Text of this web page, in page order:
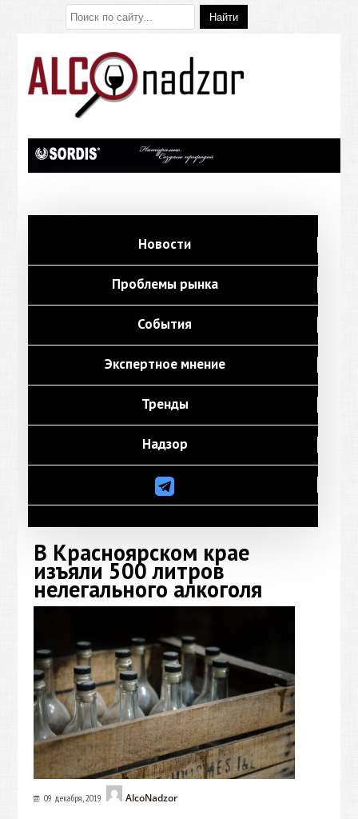
Новости
Проблемы рынка
События
Экспертное мнение
Тренды
Надзор
В Красноярском крае
изъяли 500 литров
нелегального алкоголя
09 декабря, 2019 AlcoNadzor